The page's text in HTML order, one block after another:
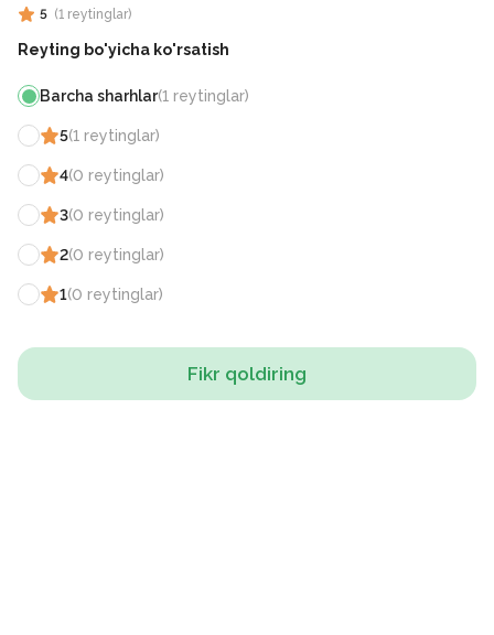
5 (1 reytinglar)
Reyting bo'yicha ko'rsatish
Barcha sharhlar(1 reytinglar)
5(1 reytinglar)
4(0 reytinglar)
3(0 reytinglar)
2(0 reytinglar)
1(0 reytinglar)
Fikr qoldiring